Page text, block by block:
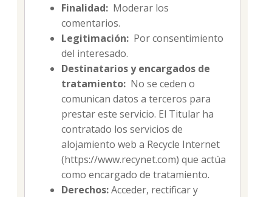
Finalidad: Moderar los
comentarios.
Legitimación: Por consentimiento
del interesado.
Destinatarios y encargados de
tratamiento: No se ceden o
comunican datos a terceros para
prestar este servicio. El Titular ha
contratado los servicios de
alojamiento web a Recycle Internet
(https://www.recynet.com) que actúa
como encargado de tratamiento.
Derechos:Acceder, rectificar y